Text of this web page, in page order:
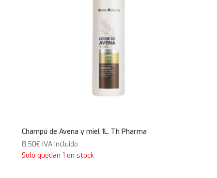
Champú de Avena y miel 1L. Th Pharma
8,50€ IVA Incluido
Solo quedan 1 en stock